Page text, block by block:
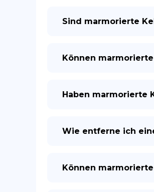
Sind marmorierte
Können
Haben marmorierte
Wie entferne ich
Können